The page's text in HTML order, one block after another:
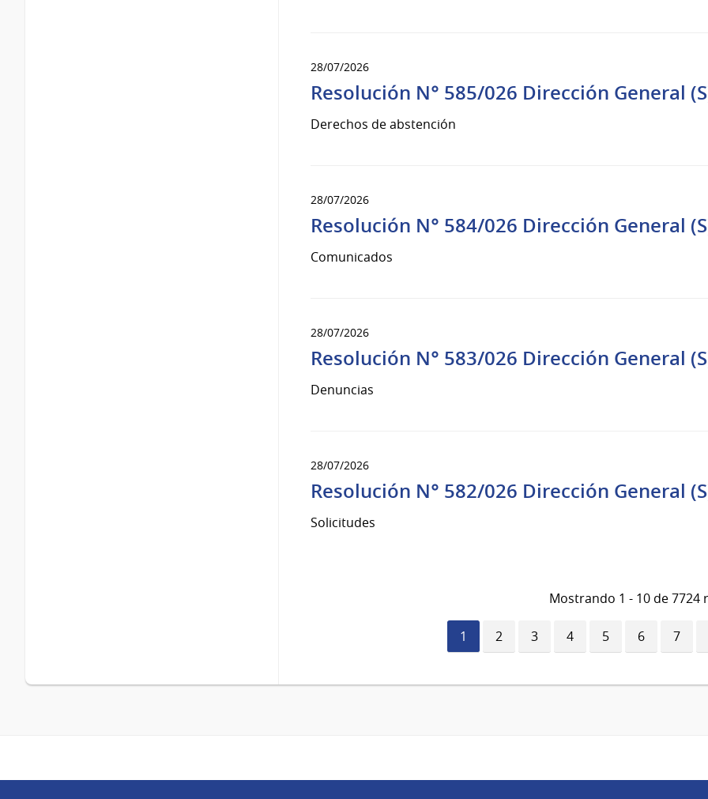
28/07/2026
Resolución N° 585/026 Dirección General
Derechos de abstención
28/07/2026
Resolución N° 584/026 Dirección General
Comunicados
28/07/2026
Resolución N° 583/026 Dirección General
Denuncias
28/07/2026
Resolución N° 582/026 Dirección General
Solicitudes
Mostrando 1 - 10 de 7724
Página
actual
1 Página
2 Página
3 Página
4 Página
5 Página
6 7